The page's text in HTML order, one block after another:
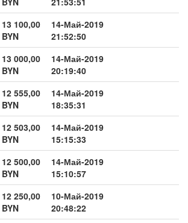
13 100,00
BYN
14-Май-2019
21:52:50
13 000,00
BYN
14-Май-2019
20:19:40
12 555,00
BYN
14-Май-2019
18:35:31
12 503,00
BYN
14-Май-2019
15:15:33
12 500,00
BYN
14-Май-2019
15:10:57
12 250,00
BYN
10-Май-2019
20:48:22